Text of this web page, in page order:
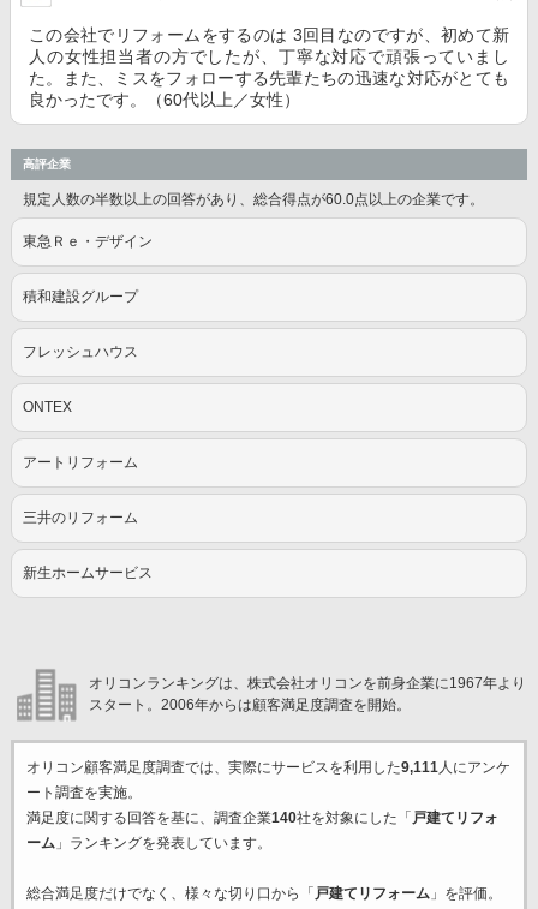
この会社でリフォームをするのは 3回目なのですが、初めて新
人の女性担当者の方でしたが、丁寧な対応で頑張っていまし
た。また、ミスをフォローする先輩たちの迅速な対応がとても
良かったです。（60代以上／女性）
高評企業
規定人数の半数以上の回答があり、総合得点が60.0点以上の企業です。
東急Ｒｅ・デザイン
積和建設グループ
フレッシュハウス
ONTEX
アートリフォーム
三井のリフォーム
新生ホームサービス
オリコンランキングは、株式会社オリコンを前身企業に1967年より
スタート。2006年からは顧客満足度調査を開始。
オリコン顧客満足度調査では、実際にサービスを利用した9,111人にアンケ
ート調査を実施。
満足度に関する回答を基に、調査企業140社を対象にした「 戸建てリフォ
ーム」ランキングを発表しています。
総合満足度だけでなく、様々な切り口から「 戸建てリフォーム」を評価。